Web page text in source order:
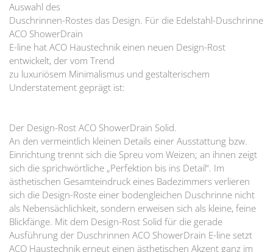
Auswahl des
Duschrinnen-Rostes das Design. Für die Edelstahl-Duschrinne
ACO ShowerDrain
E-line hat ACO Haustechnik einen neuen Design-Rost
entwickelt, der vom Trend
zu luxuriösem Minimalismus und gestalterischem
Understatement geprägt ist:
Der Design-Rost ACO ShowerDrain Solid.
An den vermeintlich kleinen Details einer Ausstattung bzw.
Einrichtung trennt sich die Spreu vom Weizen; an ihnen zeigt
sich die sprichwörtliche „Perfektion bis ins Detail“. Im
ästhetischen Gesamteindruck eines Badezimmers verlieren
sich die Design-Roste einer bodengleichen Duschrinne nicht
als Nebensächlichkeit, sondern erweisen sich als kleine, feine
Blickfänge. Mit dem Design-Rost Solid für die gerade
Ausführung der Duschrinnen ACO ShowerDrain E-line setzt
ACO Haustechnik erneut einen ästhetischen Akzent ganz im